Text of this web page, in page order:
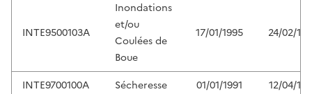
INTE9500103A
Inondations
et/ou
Coulées de
Boue
17/01/1995 24/02/
INTE9700100A Sécheresse 01/01/1991
12/04/